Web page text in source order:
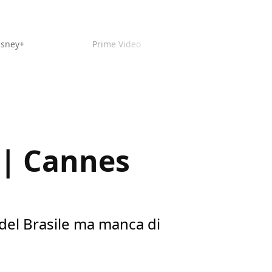
Prime Video
Cannes
Brasile ma manca di